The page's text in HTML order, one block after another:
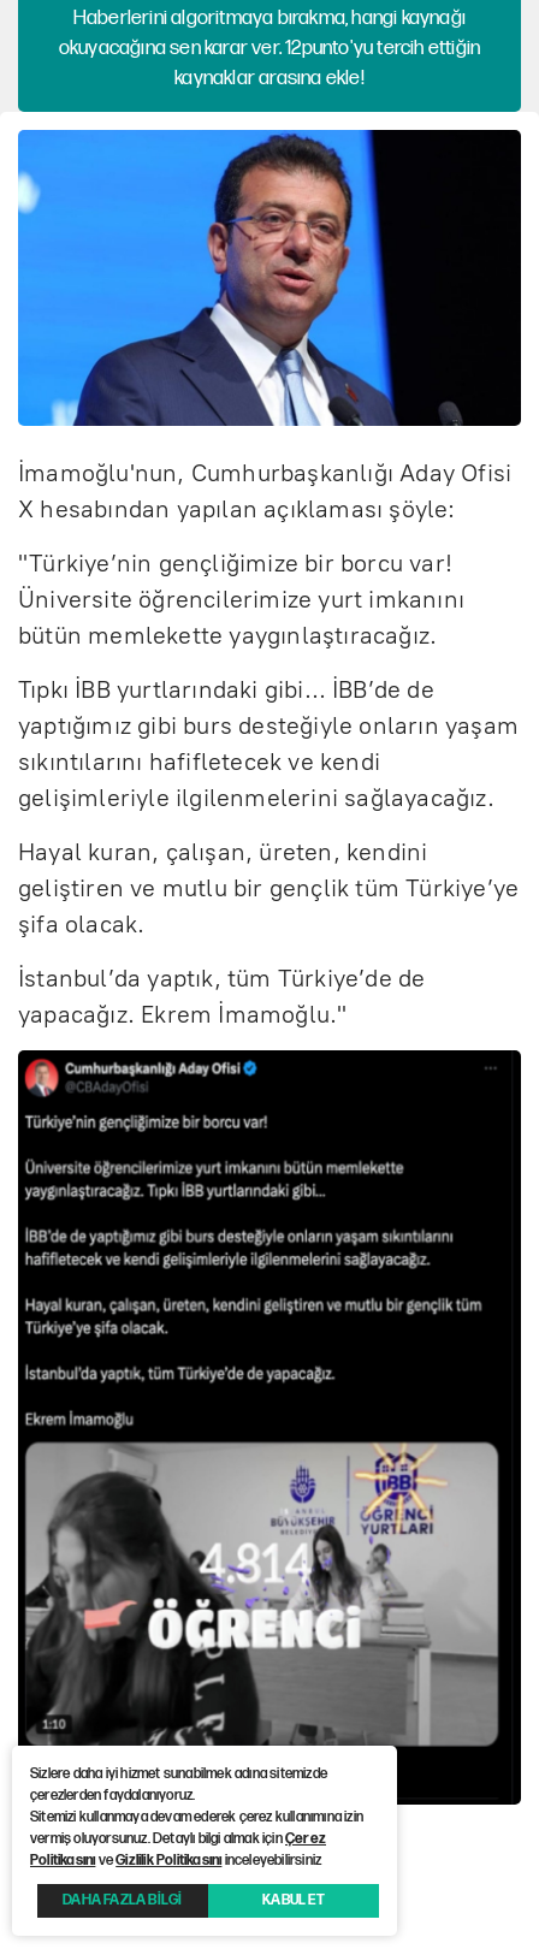
Haberlerini algoritmaya bırakma, hangi kaynağı
okuyacağına sen karar ver. 12punto'yu tercih ettiğin
kaynaklar arasına ekle!
İmamoğlu'nun, Cumhurbaşkanlığı Aday Ofisi
X hesabından yapılan açıklaması şöyle:
"Türkiye’nin gençliğimize bir borcu var!
Üniversite öğrencilerimize yurt imkanını
bütün memlekette yaygınlaştıracağız.
Tıpkı İBB yurtlarındaki gibi… İBB’de de
yaptığımız gibi burs desteğiyle onların yaşam
sıkıntılarını hafifletecek ve kendi
gelişimleriyle ilgilenmelerini sağlayacağız.
Hayal kuran, çalışan, üreten, kendini
geliştiren ve mutlu bir gençlik tüm Türkiye’ye
şifa olacak.
İstanbul’da yaptık, tüm Türkiye’de de
yapacağız. Ekrem İmamoğlu."
Haber Kaynağı :
Sizlere daha iyi hizmet sunabilmek adına sitemizde
çerezlerden faydalanıyoruz.
Sitemizi kullanmaya devam ederek çerez kullanımına izin
vermiş oluyorsunuz. Detaylı bilgi almak içinÇerez
PolitikasınıveGizlilik Politikasınıinceleyebilirsiniz
DAHA FAZLA BİLGİ KABUL ET